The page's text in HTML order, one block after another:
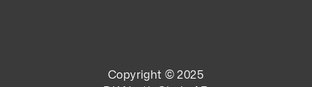
Copyright © 2025